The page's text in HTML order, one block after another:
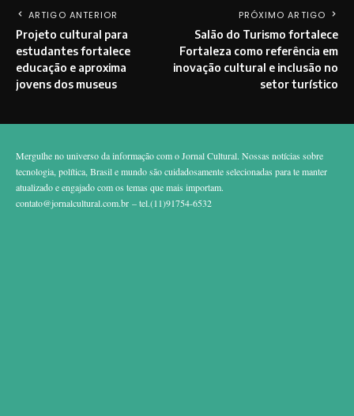
ARTIGO ANTERIOR
Projeto cultural para
estudantes fortalece
educação e aproxima
jovens dos museus
PRÓXIMO ARTIGO
Salão do Turismo fortalece
Fortaleza como referência em
inovação cultural e inclusão no
setor turístico
Mergulhe no universo da informação com o Jornal Cultural. Nossas notícias sobre
tecnologia, política, Brasil e mundo são cuidadosamente selecionadas para te manter
atualizado e engajado com os temas que mais importam.
contato@jornalcultural.com.br – tel.(11)91754-6532